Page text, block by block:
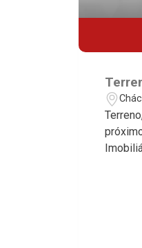
próximo à
em Venda
Fiúsa,